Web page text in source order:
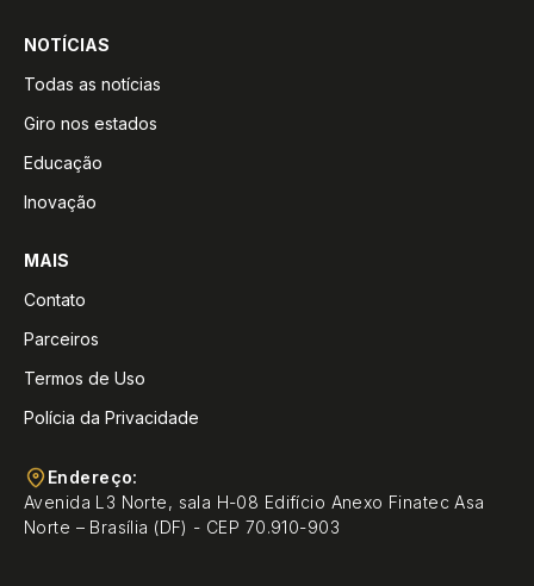
NOTÍCIAS
Todas as notícias
Giro nos estados
Educação
Inovação
MAIS
Contato
Parceiros
Termos de Uso
Polícia da Privacidade
Endereço:
Avenida L3 Norte, sala H-08 Edifício Anexo Finatec Asa
Norte – Brasília (DF) - CEP 70.910-903